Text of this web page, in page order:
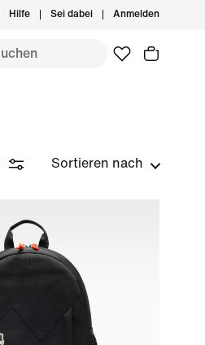
Hilfe Sei dabei Anmelden
Sortieren nach